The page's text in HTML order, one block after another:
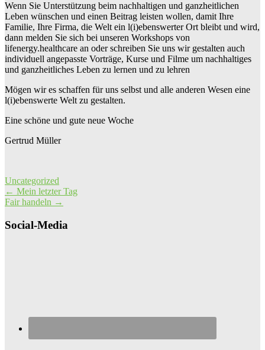
Wenn Sie Unterstützung beim nachhaltigen und ganzheitlichen
Leben wünschen und einen Beitrag leisten wollen, damit Ihre
Familie, Ihre Firma, die Welt ein l(i)ebenswerter Ort bleibt und wird,
dann melden Sie sich bei unseren Workshops von
lifenergy.healthcare an oder schreiben Sie uns wir gestalten auch
individuell angepasste Vorträge, Kurse und Filme um nachhaltiges
und ganzheitliches Leben zu lernen und zu lehren
Mögen wir es schaffen für uns selbst und alle anderen Wesen eine
l(i)ebenswerte Welt zu gestalten.
Eine schöne und gute neue Woche
Gertrud Müller
Uncategorized
Post
navigation
← Mein letzter Tag
Fair handeln →
Social-Media